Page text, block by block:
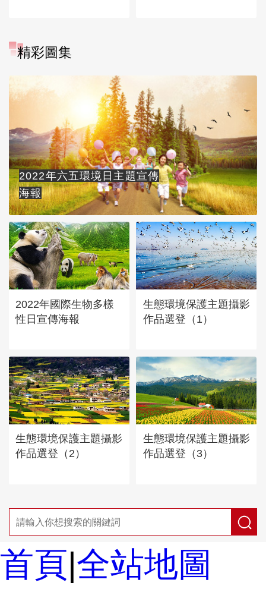
精彩圖集
2022年六五環境日主題宣傳
海報
2022年國際生物多樣
性日宣傳海報
生態環境保護主題攝影
作品選登（1）
生態環境保護主題攝影
作品選登（2）
生態環境保護主題攝影
作品選登（3）
首頁|全站地圖